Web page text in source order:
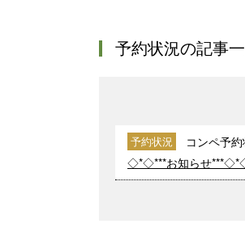
予約状況の記事
予約状況 コンペ予
◇*◇***お知らせ***◇*◇